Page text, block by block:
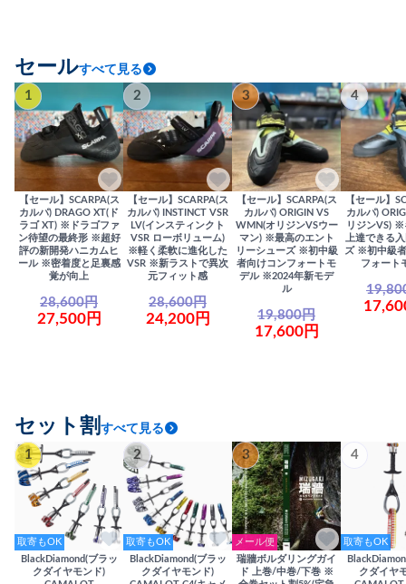
セールすべて見る
1
【セール】SCARPA(ス
カルパ) DRAGO XT(ド
ラゴ XT) ※ドラゴファ
ン待望の最終形 ※超好
評の新開発ハニカムヒ
ール ※密着度と足裏感
覚が向上
28,600円
27,500円
2
【セール】SCARPA(ス
カルパ) INSTINCT VSR
LV(インスティンクト
VSR ローボリューム)
※軽く柔軟に進化した
VSR ※新ラストで異次
元フィット感
28,600円
24,200円
3
【セール】SCARPA(ス
カルパ) ORIGIN VS
WMN(オリジンVSウー
マン) ※最高のエント
リーシューズ ※初中級
者向けコンフォートモ
デル ※2024年新モデ
ル
19,800円
17,600円
4
【セール】
カルパ)
リジンVS) ※
上達できる
ズ ※初中級
フォート
セット割 すべて見る
1
取寄もOK
BlackDiamond(ブラッ
クダイヤモンド)
2
取寄もOK
BlackDiamond(ブラッ
クダイヤモンド)
3
メール便
瑞牆ボルダリングガイ
ド 上巻/中巻/下巻 ※
4
取寄もOK
クダイヤ